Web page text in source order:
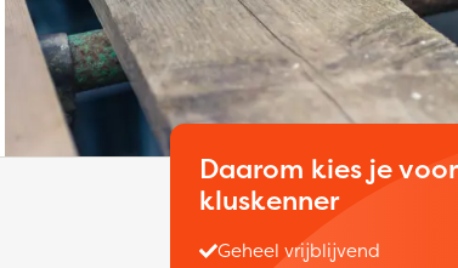
Daarom kies je voor
kluskenner
Geheel vrijblijvend